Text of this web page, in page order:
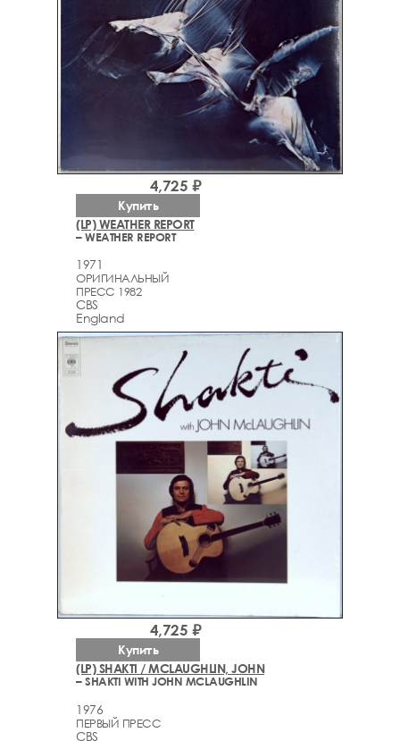
(LP) WEATHER REPORT
– WEATHER REPORT
1971
ОРИГИНАЛЬНЫЙ
ПРЕСС 1982
CBS
England
4,725 ₽
Купить
(LP) SHAKTI / MCLAUGHLIN, JOHN
– SHAKTI WITH JOHN MCLAUGHLIN
1976
ПЕРВЫЙ ПРЕСС
CBS
4,725 ₽
Купить